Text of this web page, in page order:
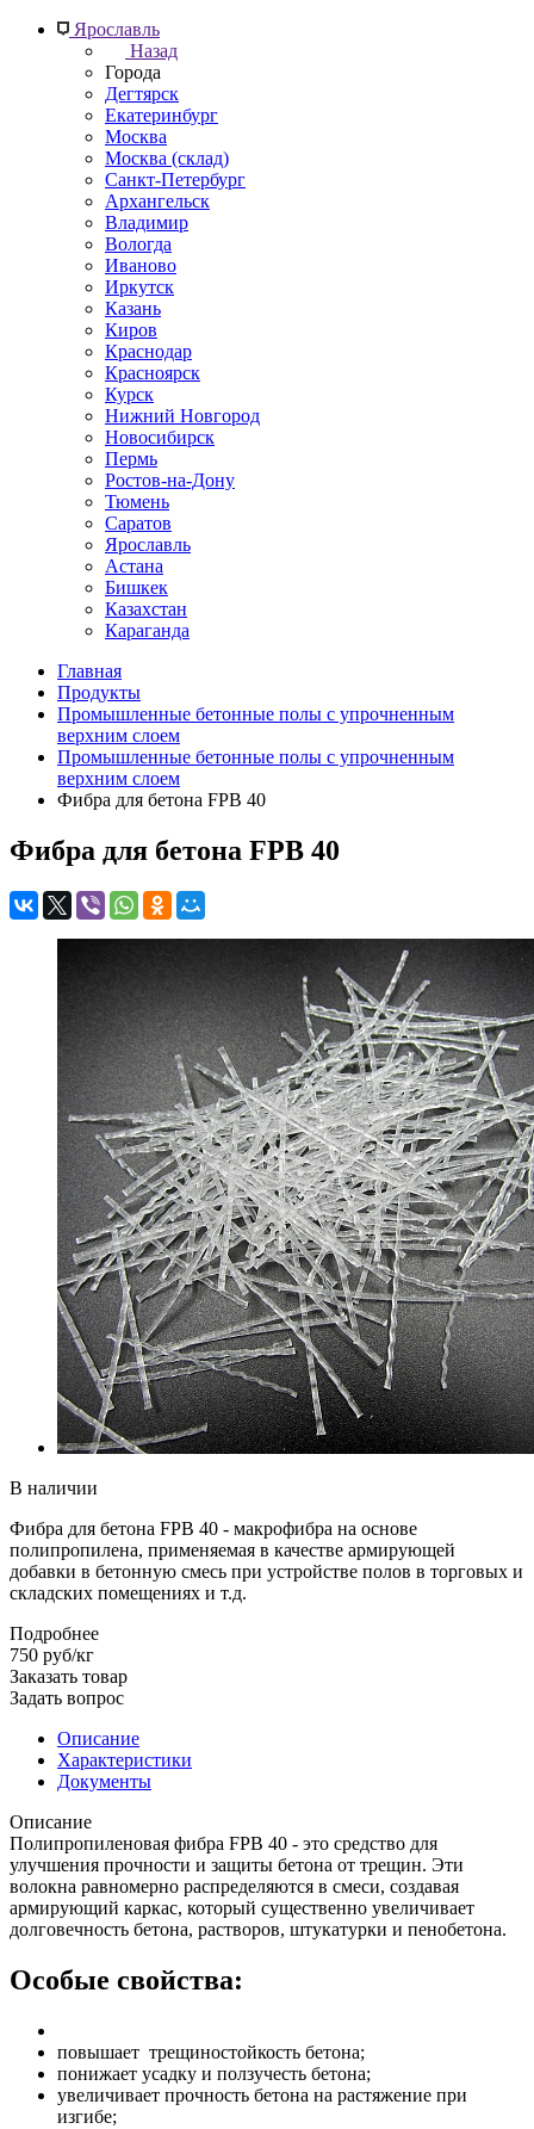
Ярославль
Назад
Города
Дегтярск
Екатеринбург
Москва
Москва (склад)
Санкт-Петербург
Архангельск
Владимир
Вологда
Иваново
Иркутск
Казань
Киров
Краснодар
Красноярск
Курск
Нижний Новгород
Новосибирск
Пермь
Ростов-на-Дону
Тюмень
Саратов
Ярославль
Астана
Бишкек
Казахстан
Караганда
Главная
Продукты
Промышленные бетонные полы с упрочненным
верхним слоем
Промышленные бетонные полы с упрочненным
верхним слоем
Фибра для бетона FPB 40
Фибра для бетона FPB 40
В наличии
Фибра для бетона FPB 40 - макрофибра на основе
полипропилена, применяемая в качестве армирующей
добавки в бетонную смесь при устройстве полов в торговых и
складских помещениях и т.д.
Подробнее
750 руб/кг
Заказать товар
Задать вопрос
Описание
Характеристики
Документы
Описание
Полипропиленовая фибра FPB 40 - это средство для
улучшения прочности и защиты бетона от трещин. Эти
волокна равномерно распределяются в смеси, создавая
армирующий каркас, который существенно увеличивает
долговечность бетона, растворов, штукатурки и пенобетона.
Особые свойства:
повышает трещиностойкость бетона;
понижает усадку и ползучесть бетона;
увеличивает прочность бетона на растяжение при
изгибе;